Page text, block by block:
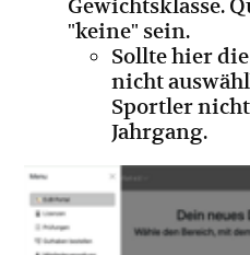
Gewichtsklasse.
"keine" sein.
Sollte hier
nicht
Sportler
Jahrgang.